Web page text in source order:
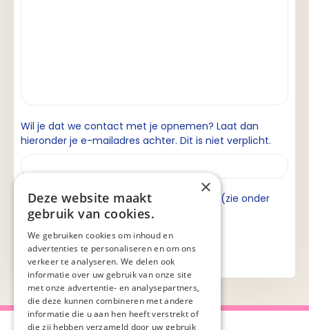
Wil je dat we contact met je opnemen? Laat dan
hieronder je e-mailadres achter. Dit is niet verplicht.
Ik ga akkoord met de privacyverklaring (zie onder
aan de pagina).
×
Deze website maakt
gebruik van cookies.
We gebruiken cookies om inhoud en
advertenties te personaliseren en om ons
verkeer te analyseren. We delen ook
informatie over uw gebruik van onze site
met onze advertentie- en analysepartners,
die deze kunnen combineren met andere
informatie die u aan hen heeft verstrekt of
die zij hebben verzameld door uw gebruik